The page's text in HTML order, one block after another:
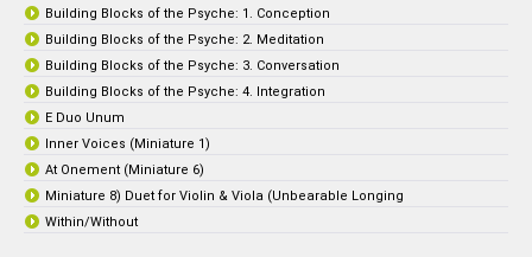
Building Blocks of the Psyche: 1. Conception
Building Blocks of the Psyche: 2. Meditation
Building Blocks of the Psyche: 3. Conversation
Building Blocks of the Psyche: 4. Integration
E Duo Unum
Inner Voices (Miniature 1)
At Onement (Miniature 6)
Miniature 8) Duet for Violin & Viola (Unbearable Longing
Within/Without